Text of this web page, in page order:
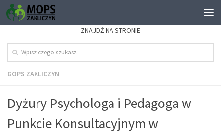
ZNAJDŹ NA STRONIE
GOPS ZAKLICZYN
Dyżury Psychologa i Pedagoga w
Punkcie Konsultacyjnym w